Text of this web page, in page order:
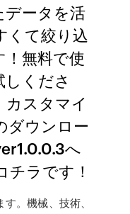
データを活
くて絞り込
！無料で使
くださ
カスタマイ
ダウンロー
へ
ラです！
。機械、技術、